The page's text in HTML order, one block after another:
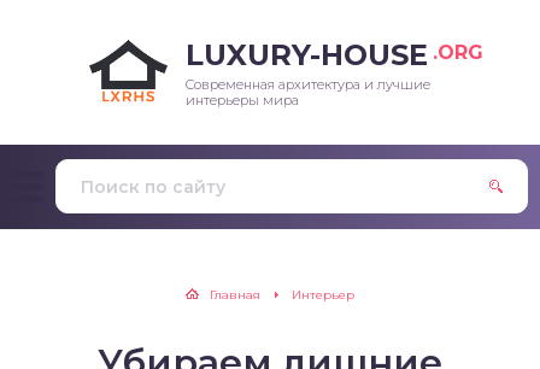
LUXURY-HOUSE .ORG
Современная архитектура и лучшие
интерьеры мира
Главная Интерьер